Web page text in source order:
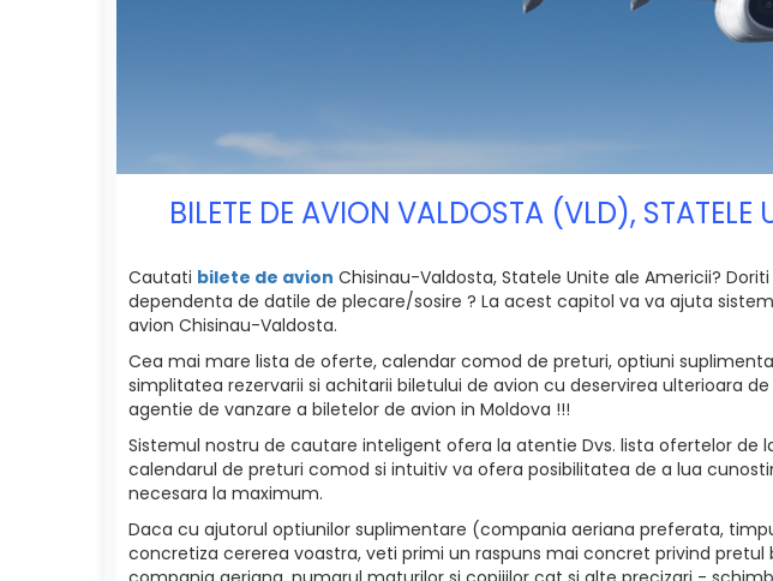
BILETE DE AVION VALDOSTA (VLD),
Cautati bilete de avion Chisinau-Valdosta, Statele Unite ale Americii?
dependenta de datile de plecare/sosire ? La acest capitol va va ajuta
avion Chisinau-Valdosta.
Cea mai mare lista de oferte, calendar comod de preturi, optiuni
simplitatea rezervarii si achitarii biletului de avion cu deservirea ulterioara
agentie de vanzare a biletelor de avion in Moldova !!!
Sistemul nostru de cautare inteligent ofera la atentie Dvs. lista ofertelor
calendarul de preturi comod si intuitiv va ofera posibilitatea de a lua
necesara la maximum.
Daca cu ajutorul optiunilor suplimentare (compania aeriana preferata,
concretiza cererea voastra, veti primi un raspuns mai concret privind